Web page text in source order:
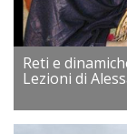
Reti e
Lezioni di